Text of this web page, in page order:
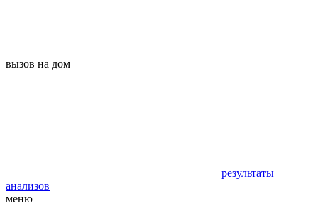
вызов на дом
результаты
анализов
меню